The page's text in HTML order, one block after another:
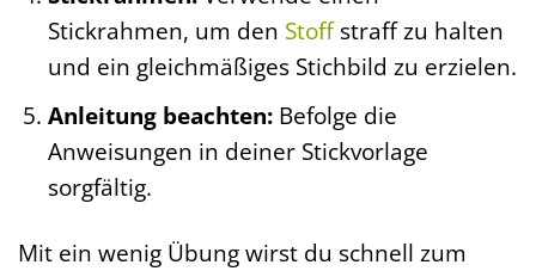
Stickrahmen, um den Stoffstraff zu halten
und ein gleichmäßiges Stichbild zu erzielen.
Anleitung beachten:Befolge die
Anweisungen in deiner Stickvorlage
sorgfältig.
Mit ein wenig Übung wirst du schnell zum